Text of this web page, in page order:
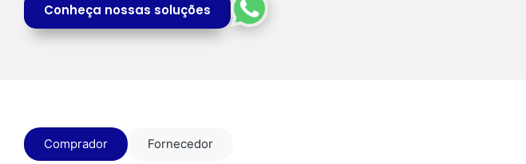
Conheça nossas soluções
Comprador Fornecedor